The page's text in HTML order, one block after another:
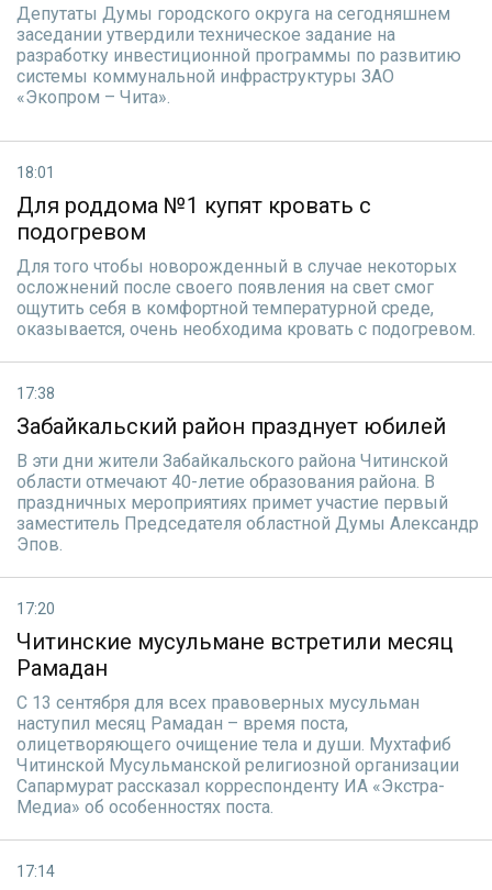
Депутаты Думы городского округа на сегодняшнем
заседании утвердили техническое задание на
разработку инвестиционной программы по развитию
системы коммунальной инфраструктуры ЗАО
«Экопром – Чита».
18:01
Для роддома №1 купят кровать с
подогревом
Для того чтобы новорожденный в случае некоторых
осложнений после своего появления на свет смог
ощутить себя в комфортной температурной среде,
оказывается, очень необходима кровать с подогревом.
17:38
Забайкальский район празднует юбилей
В эти дни жители Забайкальского района Читинской
области отмечают 40-летие образования района. В
праздничных мероприятиях примет участие первый
заместитель Председателя областной Думы Александр
Эпов.
17:20
Читинские мусульмане встретили месяц
Рамадан
С 13 сентября для всех правоверных мусульман
наступил месяц Рамадан – время поста,
олицетворяющего очищение тела и души. Мухтафиб
Читинской Мусульманской религиозной организации
Сапармурат рассказал корреспонденту ИА «Экстра-
Медиа» об особенностях поста.
17:14